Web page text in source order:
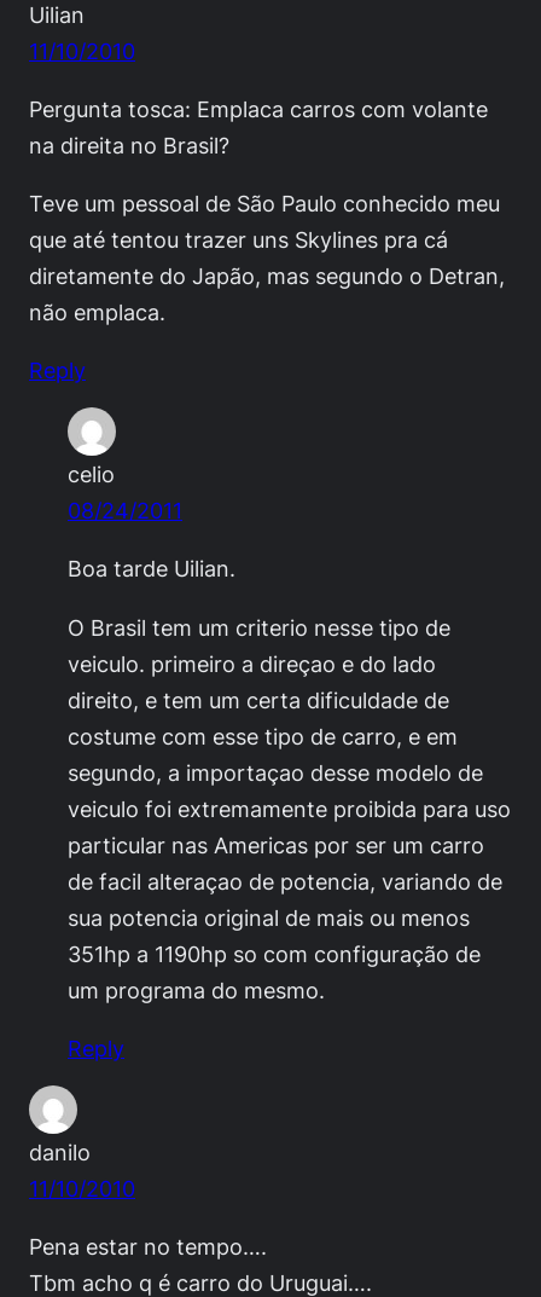
Uilian
11/10/2010
Pergunta tosca: Emplaca carros com volante
na direita no Brasil?
Teve um pessoal de São Paulo conhecido meu
que até tentou trazer uns Skylines pra cá
diretamente do Japão, mas segundo o Detran,
não emplaca.
Reply
celio
08/24/2011
Boa tarde Uilian.
O Brasil tem um criterio nesse tipo de
veiculo. primeiro a direçao e do lado
direito, e tem um certa dificuldade de
costume com esse tipo de carro, e em
segundo, a importaçao desse modelo de
veiculo foi extremamente proibida para uso
particular nas Americas por ser um carro
de facil alteraçao de potencia, variando de
sua potencia original de mais ou menos
351hp a 1190hp so com configuração de
um programa do mesmo.
Reply
danilo
11/10/2010
Pena estar no tempo….
Tbm acho q é carro do Uruguai….